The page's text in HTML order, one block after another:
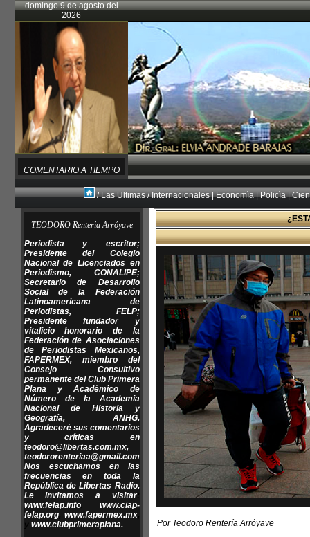
domingo 9 de agosto del
2026
COMENTARIO A TIEMPO
/Las Ultimas/Internacionales|Economìa|Policìa|
TEODORO Renteria Arróyave
Periodista y escritor;
Presidente del Colegio
Nacional de Licenciados en
Periodismo, CONALIPE;
Secretario de Desarrollo
Social de la Federación
Latinoamericana de
Periodistas, FELP;
Presidente fundador y
vitalicio honorario de la
Federación de Asociaciones
de Periodistas Mexicanos,
FAPERMEX, miembro del
Consejo Consultivo
permanente del Club Primera
Plana y Académico de
Número de la Academia
Nacional de Historia y
Geografía, ANHG.
Agradeceré sus comentarios
y críticas en
teodoro@libertas.com.mx,
teodororenteriaa@gmail.com
Nos escuchamos en las
frecuencias en toda la
República de Libertas Radio.
Le invitamos a visitar:
www.felap.info, www.ciap-
felap.org, www.fapermex.mx,
www.clubprimeraplana.
Por Teodoro Rentería Arróyave